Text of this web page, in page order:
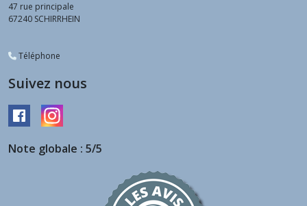
47 rue principale
67240 SCHIRRHEIN
Téléphone
Suivez nous
Note globale : 5/5